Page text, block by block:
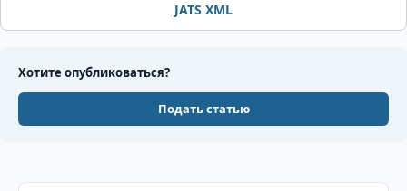
JATS XML
Хотите опубликоваться?
Подать статью